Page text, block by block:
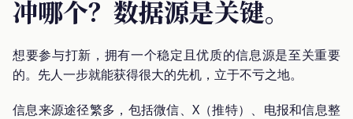
冲哪个？数据源是关键。
想要参与打新，拥有一个稳定且优质的信息源是至关重要
的。先人一步就能获得很大的先机，立于不亏之地。
信息来源途径繁多，包括微信、X（推特）、电报和信息整